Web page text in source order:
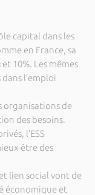
capital dans les
en France, sa
10%. Les mêmes
l’emploi
organisations de
des besoins.
l’ESS
être des
lien social vont de
économique et